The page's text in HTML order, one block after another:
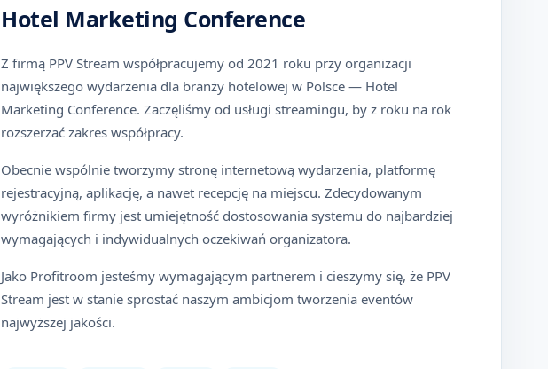
Hotel Marketing Conference
Z firmą PPV Stream współpracujemy od 2021 roku przy organizacji
największego wydarzenia dla branży hotelowej w Polsce — Hotel
Marketing Conference. Zaczęliśmy od usługi streamingu, by z roku na rok
rozszerzać zakres współpracy.
Obecnie wspólnie tworzymy stronę internetową wydarzenia, platformę
rejestracyjną, aplikację, a nawet recepcję na miejscu. Zdecydowanym
wyróżnikiem firmy jest umiejętność dostosowania systemu do najbardziej
wymagających i indywidualnych oczekiwań organizatora.
Jako Profitroom jesteśmy wymagającym partnerem i cieszymy się, że PPV
Stream jest w stanie sprostać naszym ambicjom tworzenia eventów
najwyższej jakości.